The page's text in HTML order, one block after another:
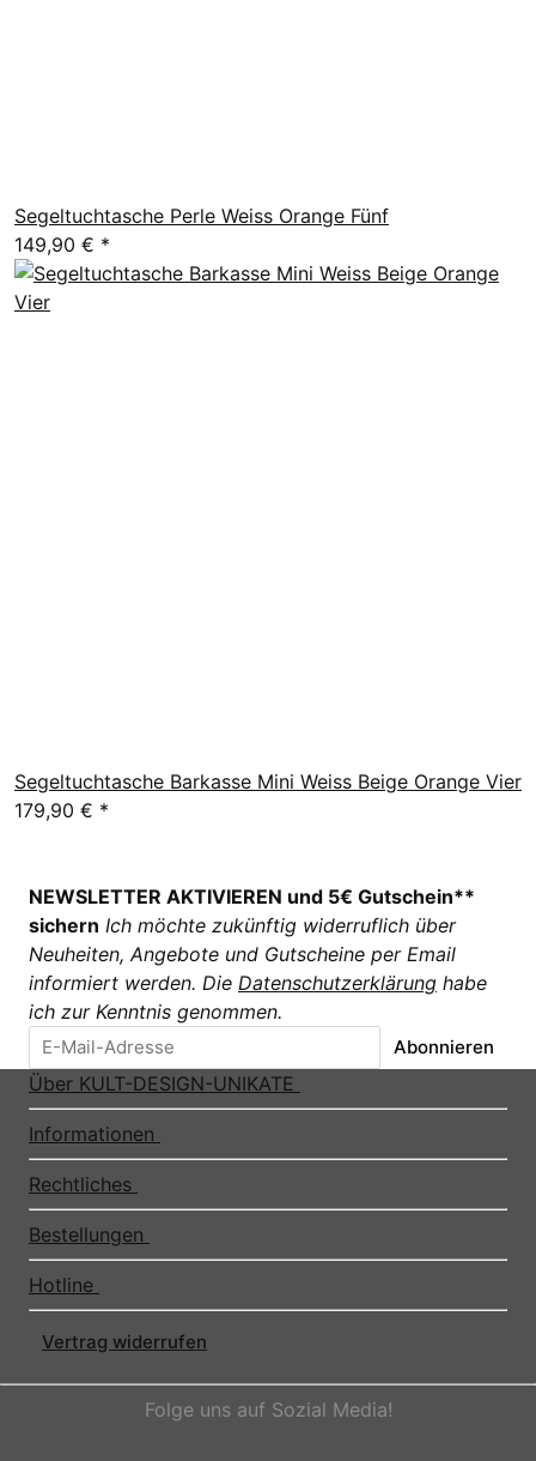
Segeltuchtasche Perle Weiss Orange Fünf
149,90 € *
Segeltuchtasche Barkasse Mini Weiss Beige Orange Vier
179,90 € *
NEWSLETTER AKTIVIEREN und 5€ Gutschein**
sichern Ich möchte zukünftig widerruflich über
Neuheiten, Angebote und Gutscheine per Email
informiert werden. Die Datenschutzerklärung habe
ich zur Kenntnis genommen.
Abonnieren
Über KULT-DESIGN-UNIKATE
Informationen
Rechtliches
Bestellungen
Hotline
Vertrag widerrufen
Folge uns auf Sozial Media!